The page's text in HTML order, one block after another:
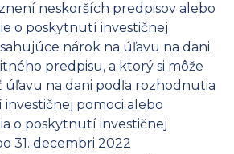
neskorších predpisov alebo
o poskytnutí investičnej
nárok na úľavu na dani
predpisu, a ktorý si môže
na dani podľa rozhodnutia
investičnej pomoci alebo
o poskytnutí investičnej
31. decembri 2022